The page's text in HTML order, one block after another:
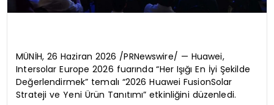
MÜNİH, 26 Haziran 2026 /PRNewswire/ — Huawei,
Intersolar Europe 2026 fuarında “Her Işığı En İyi Şekilde
Değerlendirmek” temalı “2026 Huawei FusionSolar
Strateji ve Yeni Ürün Tanıtımı” etkinliğini düzenledi.